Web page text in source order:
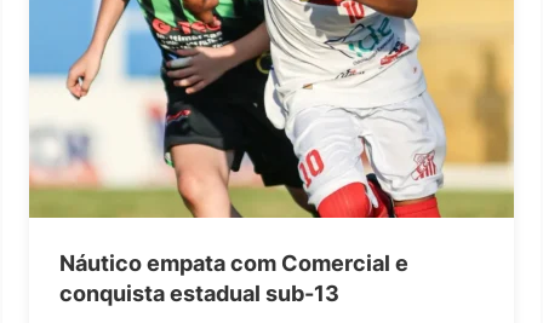
Náutico empata com Comercial e
conquista estadual sub-13